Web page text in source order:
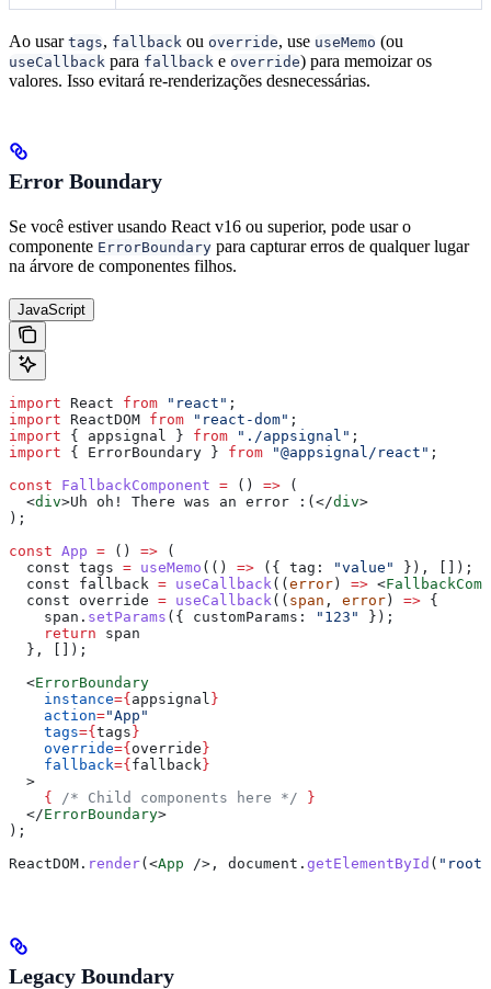
Ao usar tags, fallback ou override, use useMemo (ou
useCallback para fallback e override) para memoizar os
valores. Isso evitará re-renderizações desnecessárias.
Error Boundary
Se você estiver usando React v16 ou superior, pode usar o
componente ErrorBoundary para capturar erros de qualquer lugar
na árvore de componentes filhos.
JavaScript
import React from "react" ;
import ReactDOM from "react-dom" ;
import { appsignal } from "./appsignal" ;
import { ErrorBoundary } from "@appsignal/react" ;
const FallbackComponent = () => (
  <
div>Uh oh! There was an error :(</div>
);
const App = () => (
  const
tags = useMemo (() => ({ tag: "value"
}), []);
  const
fallback = useCallback ((error) => <
  const
override = useCallback (( span , error) => {
    span
. setParams ({ customParams: "123"
});
    return
span
  }, []);
  <
ErrorBoundary
    instance
={appsignal }
    action
="App"
    tags
={tags}
    override
={override}
    fallback
={fallback}
  >
    {
/* Child components here */ }
  </
ErrorBoundary>
);
ReactDOM . render(<App /> , document . getElementById ( "root"
Legacy Boundary